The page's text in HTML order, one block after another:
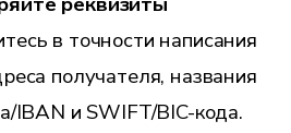
в точности написания
получателя, названия
IBAN и SWIFT/BIC-кода.